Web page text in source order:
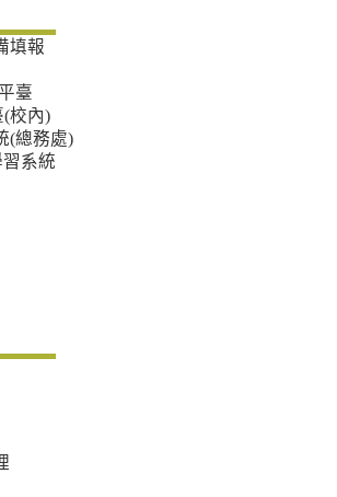
填報
臺
校內)
(總務處)
系統